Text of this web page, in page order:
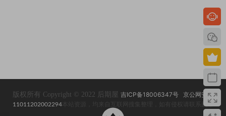
版权所有 Copyright © 2022 后期屋 吉ICP备18006347号
京公网安备
11011202002294 本站资源，均来自互联网搜集整理，如有侵权请联系删除